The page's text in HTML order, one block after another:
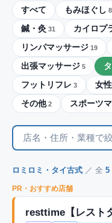
すべて もみほぐし
鍼・灸 31 カイロプ
リンパマッサージ 19
出張マッサージ 5
フットリフレ 3 女
その他 2 スポーツ
ロミロミ・タイ古式 ／ 全 5
PR・おすすめ店舗
resttime【レスト